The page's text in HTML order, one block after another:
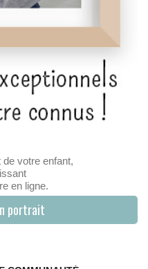
votre enfant,
en ligne.
portrait